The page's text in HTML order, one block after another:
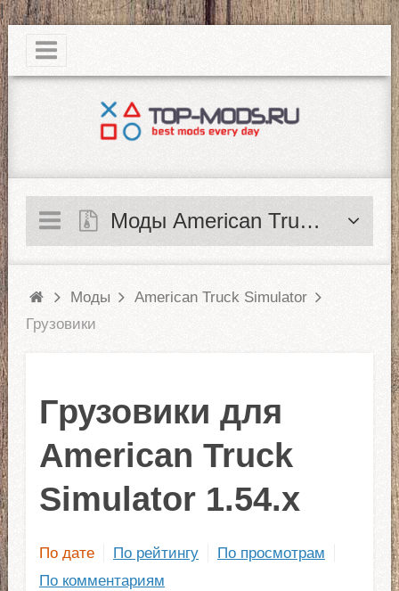
|
Моды American Truck Simulator
Моды
American Truck Simulator
Грузовики
Грузовики для
American Truck
Simulator 1.54.x
По дате По рейтингу
По просмотрам
По комментариям